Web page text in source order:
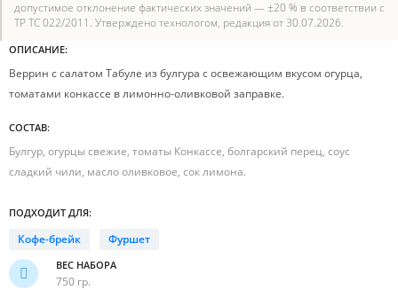
допустимое отклонение фактических значений — ±20 % в соответствии с
ТР ТС 022/2011. Утверждено технологом, редакция от 30.07.2026.
ОПИСАНИЕ:
Веррин с салатом Табуле из булгура с освежающим вкусом огурца,
томатами конкассе в лимонно-оливковой заправке.
СОСТАВ:
Булгур, огурцы свежие, томаты Конкассе, болгарский перец, соус
сладкий чили, масло оливковое, сок лимона.
ПОДХОДИТ ДЛЯ:
Кофе-брейк Фуршет
ВЕС НАБОРА
750 гр.